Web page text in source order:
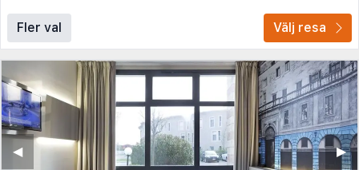
Fler val Välj resa
▶︎
◀︎